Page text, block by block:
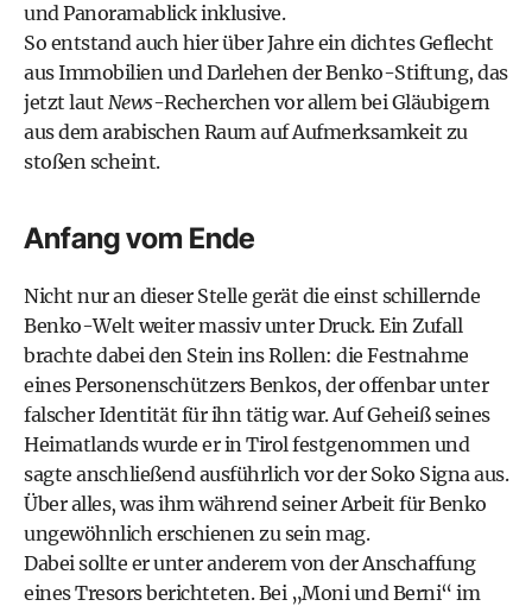
und Panoramablick inklusive.
So entstand auch hier über Jahre ein dichtes Geflecht
aus Immobilien und Darlehen der Benko-Stiftung, das
jetzt laut News-Recherchen vor allem bei Gläubigern
aus dem arabischen Raum auf Aufmerksamkeit zu
stoßen scheint.
Anfang vom Ende
Nicht nur an dieser Stelle gerät die einst schillernde
Benko-Welt weiter massiv unter Druck. Ein Zufall
brachte dabei den Stein ins Rollen: die Festnahme
eines Personenschützers Benkos, der offenbar unter
falscher Identität für ihn tätig war. Auf Geheiß seines
Heimatlands wurde er in Tirol festgenommen und
sagte anschließend ausführlich vor der Soko Signa aus.
Über alles, was ihm während seiner Arbeit für Benko
ungewöhnlich erschienen zu sein mag.
Dabei sollte er unter anderem von der Anschaffung
eines Tresors berichteten. Bei „Moni und Berni“ im